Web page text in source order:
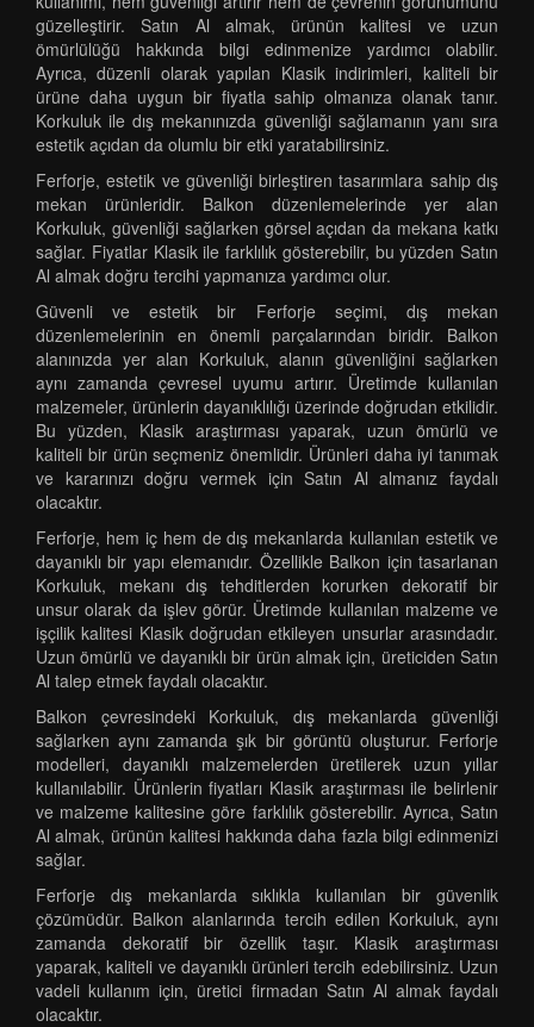
güzelleştirir. Satın Al almak, ürünün kalitesi ve uzun
ömürlülüğü hakkında bilgi edinmenize yardımcı olabilir.
Ayrıca, düzenli olarak yapılan Klasik indirimleri, kaliteli bir
ürüne daha uygun bir fiyatla sahip olmanıza olanak tanır.
Korkuluk ile dış mekanınızda güvenliği sağlamanın yanı sıra
estetik açıdan da olumlu bir etki yaratabilirsiniz.
Ferforje, estetik ve güvenliği birleştiren tasarımlara sahip dış
mekan ürünleridir. Balkon düzenlemelerinde yer alan
Korkuluk, güvenliği sağlarken görsel açıdan da mekana katkı
sağlar. Fiyatlar Klasik ile farklılık gösterebilir, bu yüzden Satın
Al almak doğru tercihi yapmanıza yardımcı olur.
Güvenli ve estetik bir Ferforje seçimi, dış mekan
düzenlemelerinin en önemli parçalarından biridir. Balkon
alanınızda yer alan Korkuluk, alanın güvenliğini sağlarken
aynı zamanda çevresel uyumu artırır. Üretimde kullanılan
malzemeler, ürünlerin dayanıklılığı üzerinde doğrudan etkilidir.
Bu yüzden, Klasik araştırması yaparak, uzun ömürlü ve
kaliteli bir ürün seçmeniz önemlidir. Ürünleri daha iyi tanımak
ve kararınızı doğru vermek için Satın Al almanız faydalı
olacaktır.
Ferforje, hem iç hem de dış mekanlarda kullanılan estetik ve
dayanıklı bir yapı elemanıdır. Özellikle Balkon için tasarlanan
Korkuluk, mekanı dış tehditlerden korurken dekoratif bir
unsur olarak da işlev görür. Üretimde kullanılan malzeme ve
işçilik kalitesi Klasik doğrudan etkileyen unsurlar arasındadır.
Uzun ömürlü ve dayanıklı bir ürün almak için, üreticiden Satın
Al talep etmek faydalı olacaktır.
Balkon çevresindeki Korkuluk, dış mekanlarda güvenliği
sağlarken aynı zamanda şık bir görüntü oluşturur. Ferforje
modelleri, dayanıklı malzemelerden üretilerek uzun yıllar
kullanılabilir. Ürünlerin fiyatları Klasik araştırması ile belirlenir
ve malzeme kalitesine göre farklılık gösterebilir. Ayrıca, Satın
Al almak, ürünün kalitesi hakkında daha fazla bilgi edinmenizi
sağlar.
Ferforje dış mekanlarda sıklıkla kullanılan bir güvenlik
çözümüdür. Balkon alanlarında tercih edilen Korkuluk, aynı
zamanda dekoratif bir özellik taşır. Klasik araştırması
yaparak, kaliteli ve dayanıklı ürünleri tercih edebilirsiniz. Uzun
vadeli kullanım için, üretici firmadan Satın Al almak faydalı
olacaktır.